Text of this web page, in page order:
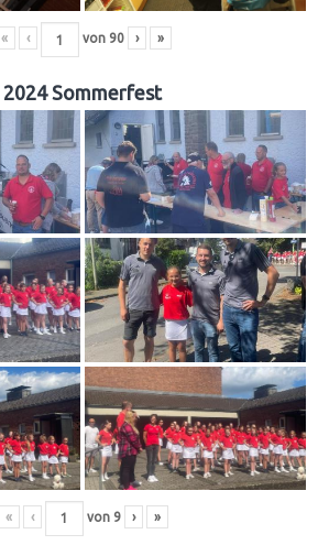
« ‹ von 90 › »
2024 Sommerfest
« ‹ von 9 › »